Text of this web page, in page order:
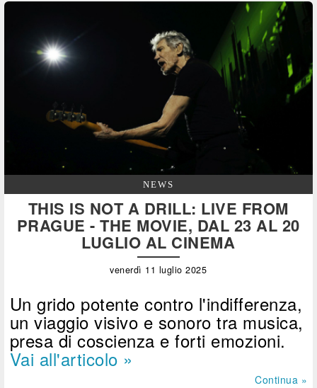
NEWS
THIS IS NOT A DRILL: LIVE FROM
PRAGUE - THE MOVIE, DAL 23 AL 20
LUGLIO AL CINEMA
venerdì 11 luglio 2025
Un grido potente contro l'indifferenza,
un viaggio visivo e sonoro tra musica,
presa di coscienza e forti emozioni.
Vai all'articolo »
Continua »